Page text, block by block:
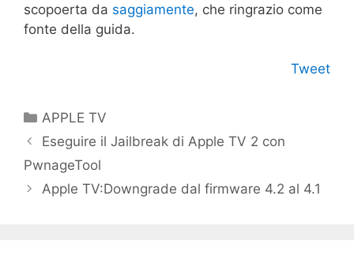
scopoerta da saggiamente, che ringrazio come
fonte della guida.
Tweet
Categorie
APPLE TV
Eseguire il Jailbreak di Apple TV 2 con
PwnageTool
Apple TV:Downgrade dal firmware 4.2 al 4.1